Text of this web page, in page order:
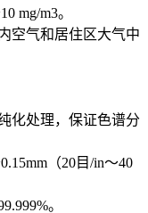
mg/m3。
气和居住区大气中
处理，保证色谱分
（20目/in～40
。